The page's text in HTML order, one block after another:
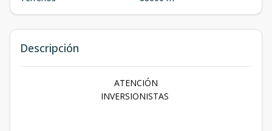
Descripción
ATENCIÓN
INVERSIONISTAS